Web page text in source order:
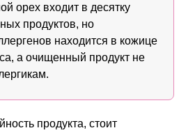
орех входит в десятку
продуктов, но
находится в кожице
а очищенный продукт не
продукта, стоит